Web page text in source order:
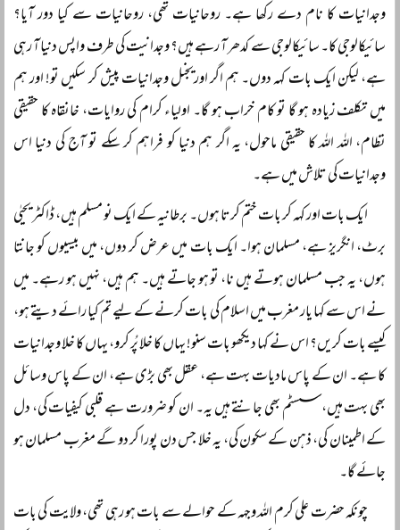
وجدانیات کا نام دے رکھا ہے۔ روحانیات تھی، روحانیات سے کیا دور آیا؟
سائیکالوجی کا۔ سائیکالوجی سے کدھر آ رہے ہیں؟ وجدانیت کی طرف واپس دنیا آ رہی
ہے، لیکن ایک بات کہہ دوں۔ ہم اگر اوریجنل وجدانیات پیش کر سکیں تو! اور ہم
میں تکلف زیادہ ہو گا تو کام خراب ہو گا۔ اولیاء کرام کی روایات، خانقاہ کا حقیقی
نظام، اللہ اللہ کا حقیقی ماحول، یہ اگر ہم دنیا کو فراہم کر سکے تو آج کی دنیا اس
وجدانیات کی تلاش میں ہے۔
ایک بات اور کہہ کر بات ختم کرتا ہوں۔ برطانیہ کے ایک نو مسلم ہیں، ڈاکٹر یحیٰی
برٹ، انگریز ہے، مسلمان ہوا۔ ایک بات میں عرض کر دوں، میں بیسیوں کو جانتا
ہوں، یہ جب مسلمان ہوتے ہیں نا، تو ہو جاتے ہیں۔ ہم ہیں، نہیں ہو رہے۔ میں
نے اس سے کہا یار مغرب میں اسلام کی بات کرنے کے لیے تم کیا رائے دیتے ہو،
کیسے بات کریں؟ اس نے کہا دیکھو بات سنو! یہاں کا خلا پُر کرو، یہاں کا خلا وجدانیات
کا ہے۔ ان کے پاس مادیات بہت ہے، عقل بھی بڑی ہے، ان کے پاس وسائل
بھی بہت ہیں، سسٹم بھی جانتے ہیں یہ۔ ان کو ضرورت ہے قلبی کیفیات کی، دل
کے اطمینان کی، ذہن کے سکون کی، یہ خلا جس دن پورا کر دو گے مغرب مسلمان ہو
جائے گا۔
چونکہ حضرت علی کرم اللہ وجہہ کے حوالے سے بات ہو رہی تھی، ولایت کی بات